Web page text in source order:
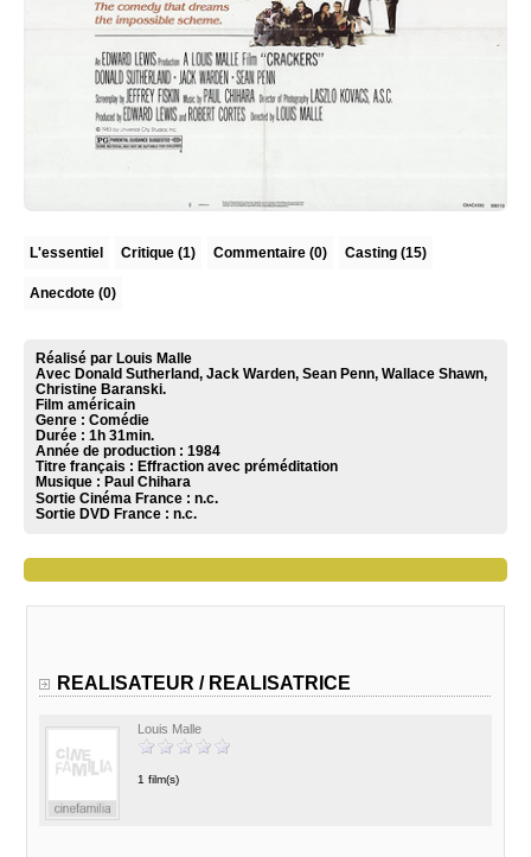
L'essentiel Critique (1) Commentaire (0) Casting (15)
Anecdote (0)
Réalisé par Louis Malle
Avec Donald Sutherland, Jack Warden, Sean Penn, Wallace Shawn,
Christine Baranski.
Film américain
Genre : Comédie
Durée : 1h 31min.
Année de production : 1984
Titre français : Effraction avec préméditation
Musique : Paul Chihara
Sortie Cinéma France : n.c.
Sortie DVD France : n.c.
REALISATEUR / REALISATRICE
Louis Malle
1 film(s)